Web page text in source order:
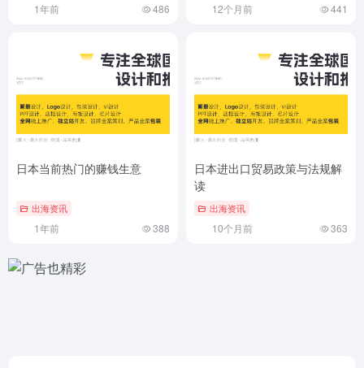
1年前 486 12个月前 441
日本当前热门的赚钱生意
出海资讯
1年前 388
日本进出口贸易政策与法规解
读
出海资讯
10个月前 363